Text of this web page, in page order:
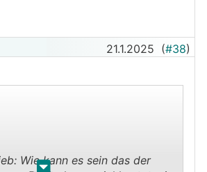
21.1.2025 (#38)
. .
Wie kann es sein das der